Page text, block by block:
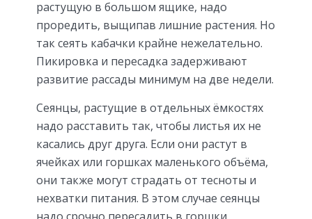
растущую в большом ящике, надо
проредить, выщипав лишние растения. Но
так сеять кабачки крайне нежелательно.
Пикировка и пересадка задерживают
развитие рассады минимум на две недели.
Сеянцы, растущие в отдельных ёмкостях
надо расставить так, чтобы листья их не
касались друг друга. Если они растут в
ячейках или горшках маленького объёма,
они также могут страдать от тесноты и
нехватки питания. В этом случае сеянцы